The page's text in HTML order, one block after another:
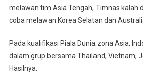
melawan tim Asia Tengah, Timnas kalah
coba melawan Korea Selatan dan
Pada kualifikasi Piala Dunia zona Asia,
dalam grup bersama Thailand, Vietnam,
Hasilnya: